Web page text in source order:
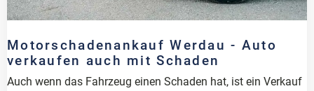
Motorschadenankauf Werdau - Auto
verkaufen auch mit Schaden
Auch wenn das Fahrzeug einen Schaden hat, ist ein Verkauf